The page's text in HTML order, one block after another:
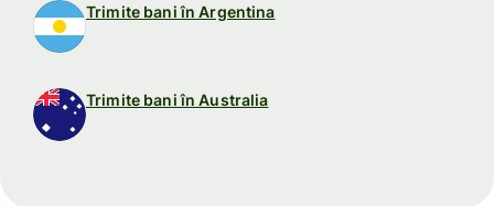
Trimite bani în Argentina
Trimite bani în Australia